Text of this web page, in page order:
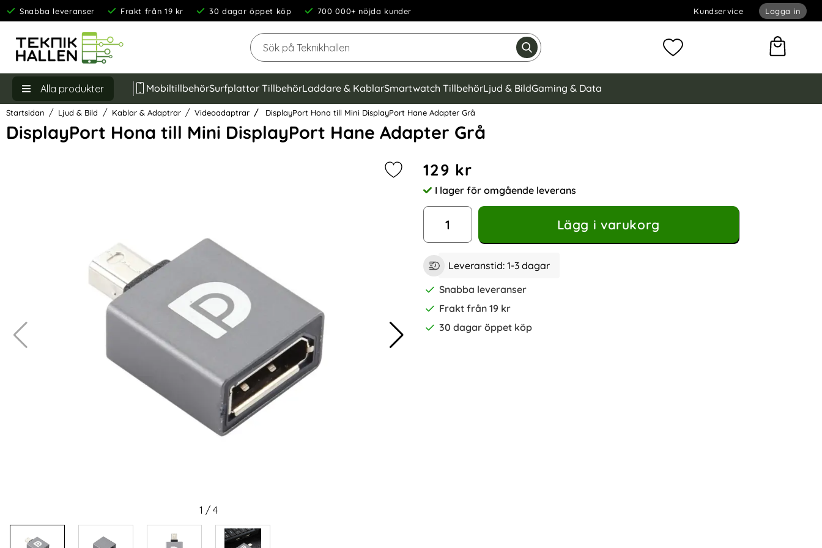
Snabba leveranser Frakt från 19 kr 30 dagar öppet köp 700 000+ nöjda kunder Kundservice Logga in
Sök
Genomför sökning Mina favoriter
Alla produkter MobiltillbehörSurfplattor TillbehörLaddare & KablarSmartwatch TillbehörLjud & BildGaming & Data
Startsidan Ljud & Bild Kablar & Adaptrar Videoadaptrar DisplayPort Hona till Mini DisplayPort Hane Adapter Grå
DisplayPort Hona till Mini DisplayPort Hane Adapter Grå
Hoppa
över
Markera displayPort Hona till Mini DisplayPort Hane Adapter Grå som favorit
1 / 4
pris
129 kr
Tillgänglighet:
I lager för omgående leverans
antal
Lägg i varukorg
Leveranstid: 1-3 dagar
Snabba leveranser
Frakt från 19 kr
30 dagar öppet köp